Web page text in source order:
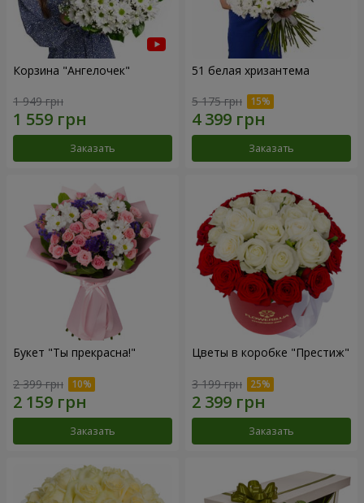
Корзина "Ангелочек"
1 949 грн
Заказать
51 белая хризантема
5 175 грн
Заказать
Букет "Ты прекрасна!"
2 399 грн
Заказать
Цветы в коробке "Престиж"
3 199 грн
Заказать